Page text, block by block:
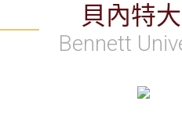
貝內特
Bennett